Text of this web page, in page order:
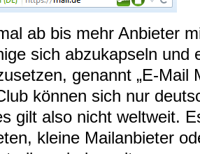
ab bis mehr Anbieter
sich abzukapseln und
genannt „E-Mail
können sich nur
gilt also nicht weltweit.
kleine Mailanbieter